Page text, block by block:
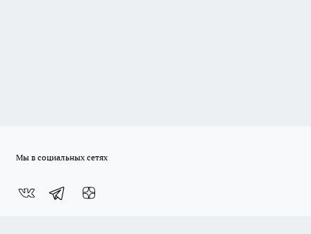
Мы в социальных сетях